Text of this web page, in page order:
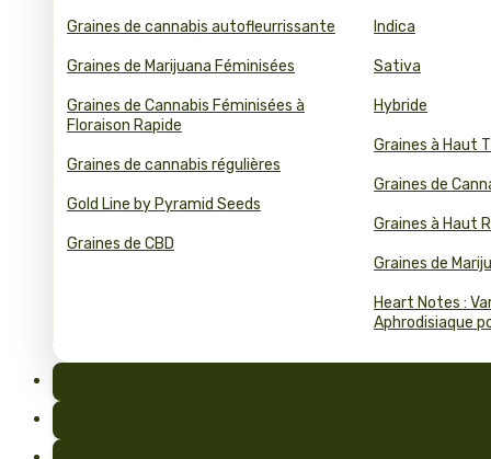
Graines de cannabis autofleurrissante
Graines de Marijuana Féminisées
Graines de Cannabis Féminisées à
Floraison Rapide
Graines de cannabis régulières
Gold Line by Pyramid Seeds
Graines de CBD
Indica
Sativa
Hybride
Graines à Haut
Graines de
Graines à Haut
Graines de
Heart Notes :
Aphrodisiaque